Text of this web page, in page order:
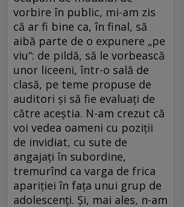
vorbire în public, mi-am zis
că ar fi bine ca, în final, să
aibă parte de o expunere „pe
viu“: de pildă, să le vorbească
unor liceeni, într-o sală de
clasă, pe teme propuse de
auditori şi să fie evaluaţi de
către aceştia. N-am crezut că
voi vedea oameni cu poziţii
de invidiat, cu sute de
angajaţi în subordine,
tremurînd ca varga de frica
apariţiei în faţa unui grup de
adolescenţi. Şi, mai ales, n-am